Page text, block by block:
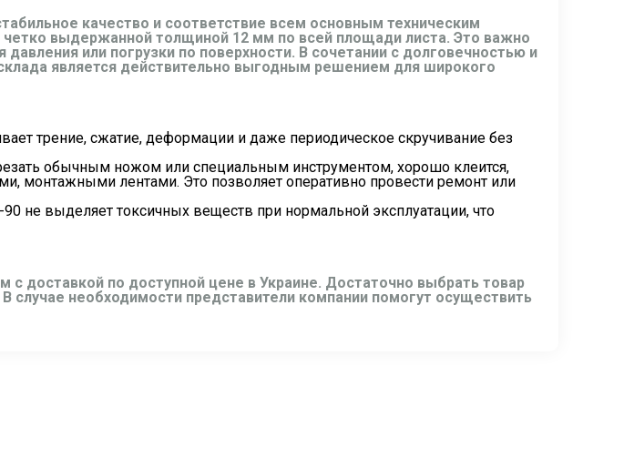
качество и соответствие всем основным техническим
выдержанной толщиной 12 мм по всей площади листа. Это важно
или погрузки по поверхности. В сочетании с долговечностью и
является действительно выгодным решением для широкого
трение, сжатие, деформации и даже периодическое скручивание без
обычным ножом или специальным инструментом, хорошо клеится,
монтажными лентами. Это позволяет оперативно провести ремонт или
не выделяет токсичных веществ при нормальной эксплуатации, что
доставкой по доступной цене в Украине. Достаточно выбрать товар
случае необходимости представители компании помогут осуществить